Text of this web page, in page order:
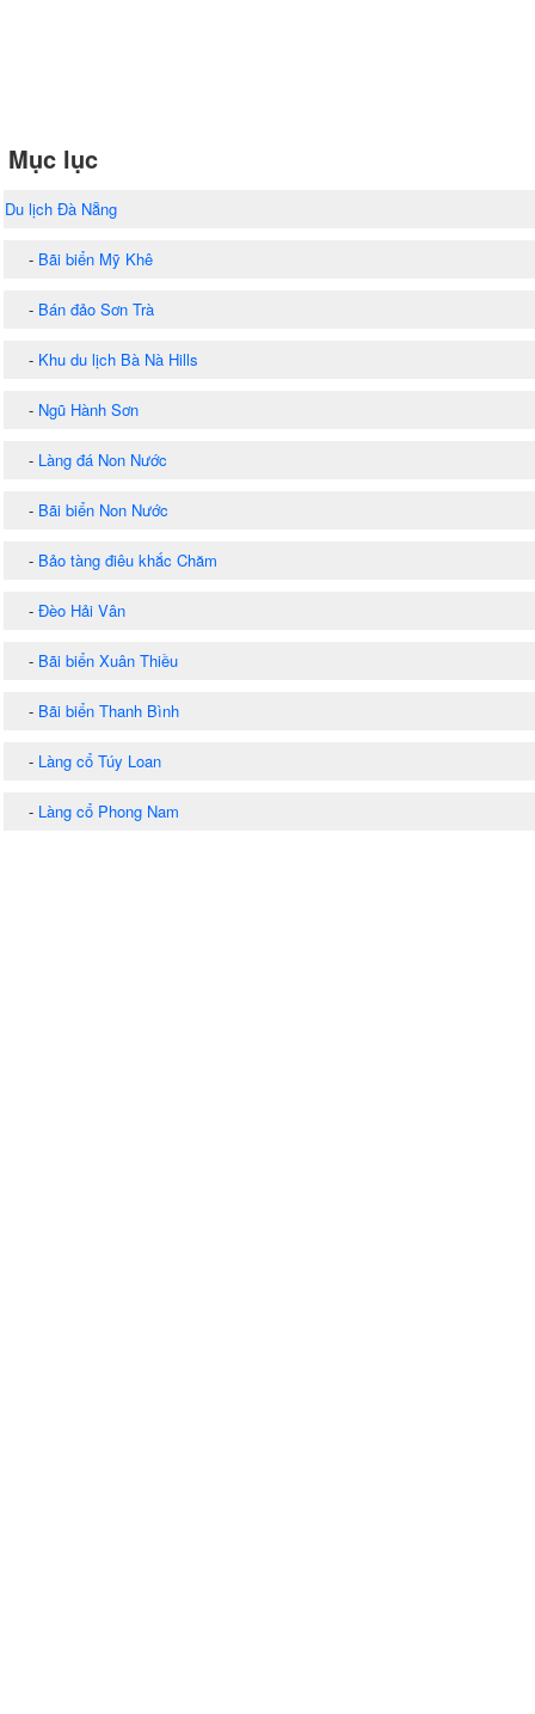
Mục lục
Du lịch Đà Nẵng
- Bãi biển Mỹ Khê
- Bán đảo Sơn Trà
- Khu du lịch Bà Nà Hills
- Ngũ Hành Sơn
- Làng đá Non Nước
- Bãi biển Non Nước
- Bảo tàng điêu khắc Chăm
- Đèo Hải Vân
- Bãi biển Xuân Thiều
- Bãi biển Thanh Bình
- Làng cổ Túy Loan
- Làng cổ Phong Nam